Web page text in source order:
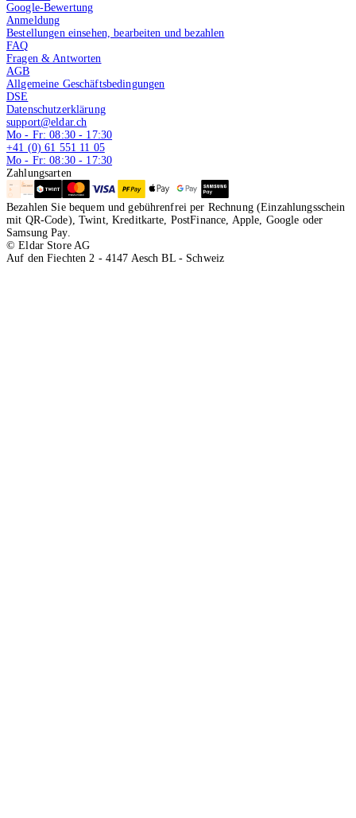
Google-Bewertung
Anmeldung
Bestellungen einsehen, bearbeiten und bezahlen
FAQ
Fragen & Antworten
AGB
Allgemeine Geschäftsbedingungen
DSE
Datenschutzerklärung
support@eldar.ch
Mo - Fr: 08:30 - 17:30
+41 (0) 61 551 11 05
Mo - Fr: 08:30 - 17:30
Zahlungsarten
Bezahlen Sie bequem und gebührenfrei per Rechnung (Einzahlungsschein
mit QR-Code), Twint, Kreditkarte, PostFinance, Apple, Google oder
Samsung Pay.
© Eldar Store AG
Auf den Fiechten 2 - 4147 Aesch BL - Schweiz